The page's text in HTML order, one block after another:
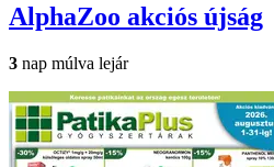
AlphaZoo akciós újság
3 nap múlva lejár